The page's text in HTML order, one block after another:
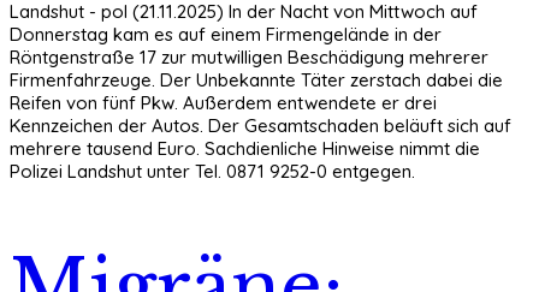
Landshut - pol (21.11.2025) In der Nacht von Mittwoch auf
Donnerstag kam es auf einem Firmengelände in der
Röntgenstraße 17 zur mutwilligen Beschädigung mehrerer
Firmenfahrzeuge. Der Unbekannte Täter zerstach dabei die
Reifen von fünf Pkw. Außerdem entwendete er drei
Kennzeichen der Autos. Der Gesamtschaden beläuft sich auf
mehrere tausend Euro. Sachdienliche Hinweise nimmt die
Polizei Landshut unter Tel. 0871 9252-0 entgegen.